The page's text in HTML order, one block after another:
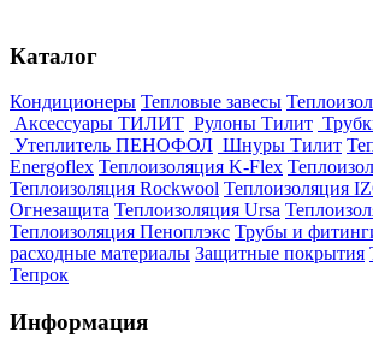
Каталог
Кондиционеры Тепловые завесы
Аксессуары ТИЛИТ Рулоны Тилит
Утеплитель ПЕНОФОЛ Шнуры Тилит
Energoflex Теплоизоляция K-Flex
Теплоизоляция Rockwool Теплоизоляция
Огнезащита Теплоизоляция Ursa
Теплоизоляция Пеноплэкс Трубы и
расходные материалы Защитные покрытия
Тепрок
Информация